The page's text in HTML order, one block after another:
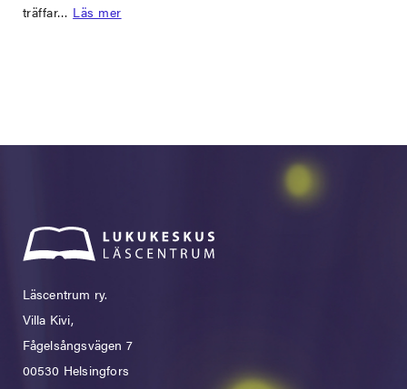
träffar… Läs mer
Läscentrum ry.
Villa Kivi,
Fågelsångsvägen 7
00530 Helsingfors